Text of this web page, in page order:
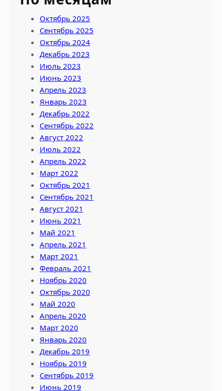
Октябрь 2025
Сентябрь 2025
Октябрь 2024
Декабрь 2023
Июль 2023
Июнь 2023
Апрель 2023
Январь 2023
Декабрь 2022
Сентябрь 2022
Август 2022
Июль 2022
Апрель 2022
Март 2022
Октябрь 2021
Сентябрь 2021
Август 2021
Июнь 2021
Май 2021
Апрель 2021
Март 2021
Февраль 2021
Ноябрь 2020
Октябрь 2020
Май 2020
Апрель 2020
Март 2020
Январь 2020
Декабрь 2019
Ноябрь 2019
Сентябрь 2019
Июнь 2019